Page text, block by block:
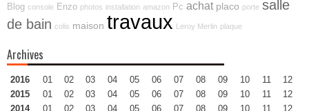
Blog console Enzo photos installation amazon Pc achat placo porte salle
de bain colis maison travaux Leroy Merlin plaque
Archives
2016 01 02 03 04 05 06 07 08 09 10 11
12
2015
01 02 03 04 05 06 07 08 09 10 11
12
2014
01 02 03 04 05 06 07 08 09 10 11
12